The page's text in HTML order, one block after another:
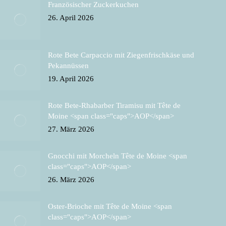
Französischer Zuckerkuchen
26. April 2026
Rote Bete Carpaccio mit Ziegenfrischkäse und
Pekannüssen
19. April 2026
Rote Bete-Rhabarber Tiramisu mit Tête de
Moine <span class="caps">AOP</span>
27. März 2026
Gnocchi mit Morcheln Tête de Moine <span
class="caps">AOP</span>
26. März 2026
Oster-Brioche mit Tête de Moine <span
class="caps">AOP</span>